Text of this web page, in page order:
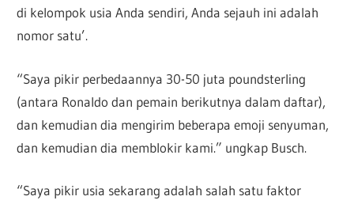
di kelompok usia Anda sendiri, Anda sejauh ini adalah
nomor satu’.
“Saya pikir perbedaannya 30-50 juta poundsterling
(antara Ronaldo dan pemain berikutnya dalam daftar),
dan kemudian dia mengirim beberapa emoji senyuman,
dan kemudian dia memblokir kami.” ungkap Busch.
“Saya pikir usia sekarang adalah salah satu faktor